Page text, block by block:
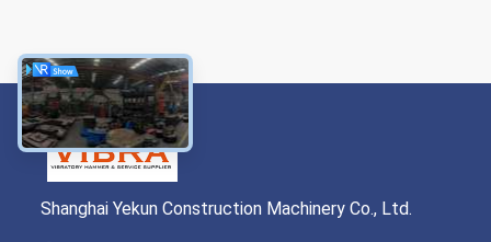
Shanghai Yekun Construction Machinery Co., Ltd.